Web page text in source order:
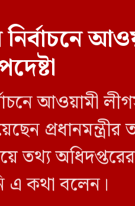
নির্বাচনে
আওয়ামী
তথ্য
এ কথা বলেন।